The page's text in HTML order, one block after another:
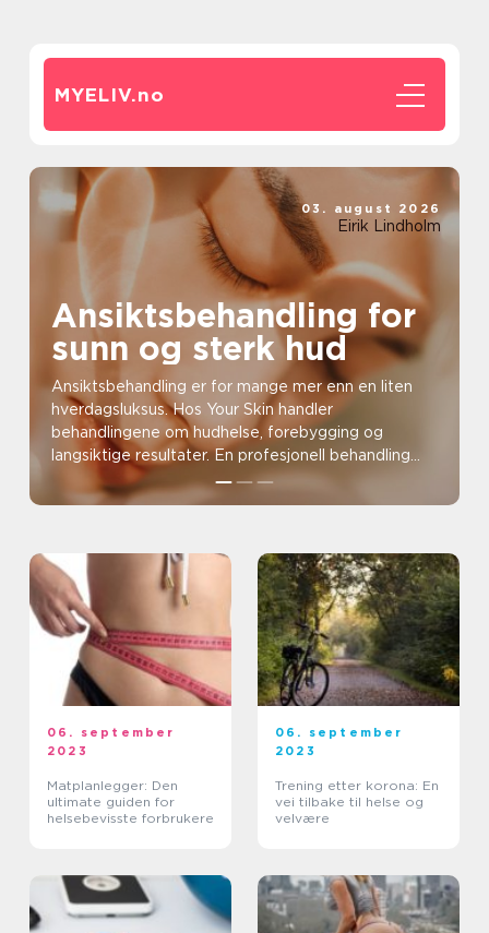
MYELIV.no
Ansiktsbehandling for
sunn og sterk hud
Ansiktsbehandling er for mange mer enn en liten
hverdagsluksus. Hos Your Skin handler
behandlingene om hudhelse, forebygging og
langsiktige resultater. En profesjonell behandling
kan styrke huden, dem...
03. august 2026
Eirik Lindholm
06. september
2023
Matplanlegger: Den
ultimate guiden for
helsebevisste forbrukere
06. september
2023
Trening etter korona: En
vei tilbake til helse og
velvære